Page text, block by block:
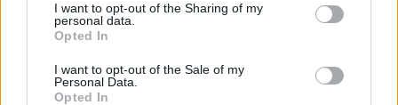
I want to opt-out of the Sharing of my
personal data.
Opted In
I want to opt-out of the Sale of my
Personal Data.
Opted In
Храна за